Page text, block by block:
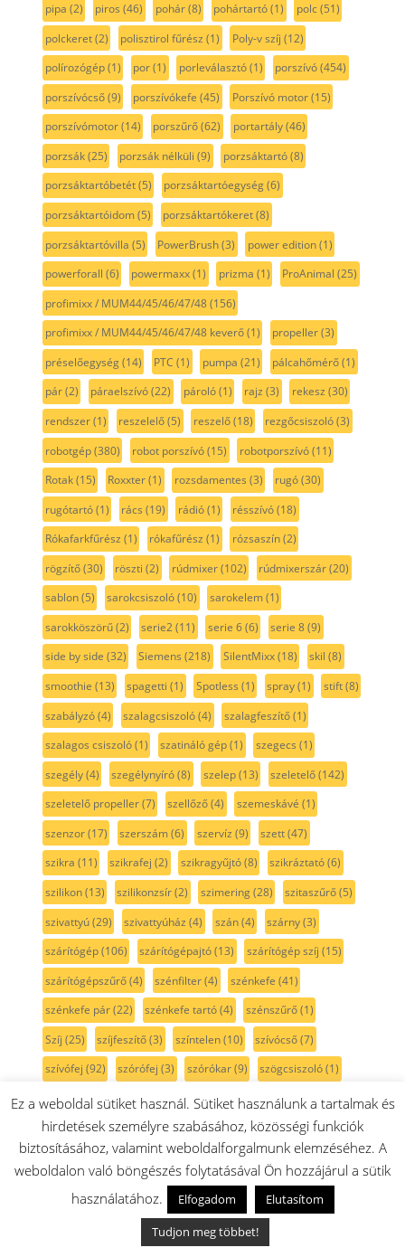
pipa (2) piros (46) pohár(8) pohártartó(1) polc(51)
polckeret(2) polisztirol fűrész (1) Poly-v szíj (12)
polírozógép(1) por(1) porleválasztó(1) porszívó(454)
porszívócső(9) porszívókefe (45) Porszívó motor(15)
porszívómotor(14) porszűrő(62) portartály(46)
porzsák(25) porzsák nélküli (9) porzsáktartó(8)
porzsáktartóbetét(5) porzsáktartóegység(6)
porzsáktartóidom(5) porzsáktartókeret(8)
porzsáktartóvilla (5) PowerBrush(3) power edition(1)
powerforall (6) powermaxx(1) prizma (1) ProAnimal (25)
profimixx / MUM44/45/46/47/48(156)
profimixx / MUM44/45/46/47/48 keverő(1) propeller(3)
préselőegység(14) PTC (1) pumpa (21) pálcahőmérő(1)
pár(2) páraelszívó(22) pároló(1) rajz (3) rekesz (30)
rendszer(1) reszelelő(5) reszelő(18) rezgőcsiszoló(3)
robotgép(380) robot porszívó(15) robotporszívó(11)
Rotak(15) Roxxter(1) rozsdamentes (3) rugó(30)
rugótartó(1) rács (19) rádió(1) résszívó(18)
Rókafarkfűrész (1) rókafűrész (1) rózsaszín(2)
rögzítő(30) röszti (2) rúdmixer(102) rúdmixerszár(20)
sablon(5) sarokcsiszoló(10) sarokelem(1)
sarokköszörű(2) serie2(11) serie 6(6) serie 8(9)
side by side (32) Siemens (218) SilentMixx(18) skil (8)
smoothie (13) spagetti (1) Spotless (1) spray(1) stift(8)
szabályzó(4) szalagcsiszoló(4) szalagfeszítő(1)
szalagos csiszoló(1) szatináló gép(1) szegecs (1)
szegély(4) szegélynyíró(8) szelep(13) szeletelő(142)
szeletelő propeller(7) szellőző(4) szemeskávé (1)
szenzor(17) szerszám(6) szervíz (9) szett(47)
szikra (11) szikrafej (2) szikragyűjtó(8) szikráztató(6)
szilikon(13) szilikonzsír(2) szimering(28) szitaszűrő(5)
szivattyú(29) szivattyúház (4) szán(4) szárny(3)
szárítógép(106) szárítógépajtó(13) szárítógép szíj (15)
szárítógépszűrő(4) szénfilter(4) szénkefe (41)
szénkefe pár(22) szénkefe tartó(4) szénszűrő(1)
Szíj (25) szíjfeszítő(3) színtelen(10) szívócső(7)
szívófej (92) szórófej (3) szórókar(9) szögcsiszoló(1)
szögfúró(1) szögpolírozó(1) szöszszedő(3)
szöszszűrő(5) szürke(36) szűkítő(2) szűrő(175)
szűrőtartó(6) sárga (3) sín(5) sótartály(7) sötétkék(3)
sütemény kinyomó(3)
sütési funkcióválasztó(31) sütő(315) sütőajtó(35)
sütőajtó külső üveg(17)
Ez a weboldal sütiket használ. Sütiket használunk a tartalmak és
hirdetések személyre szabásához, közösségi funkciók
biztosításához, valamint weboldalforgalmunk elemzéséhez. A
weboldalon való böngészés folytatásával Ön hozzájárul a sütik
használatához.
Elfogadom
Elutasítom
Tudjon meg többet!